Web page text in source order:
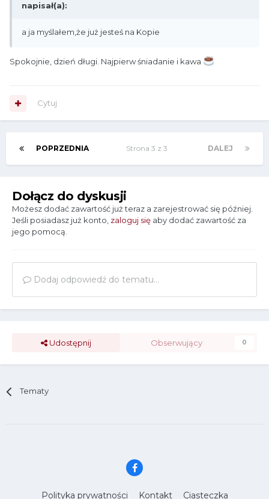
napisał(a):
a ja myślałem,że już jesteś na Kopie
Spokojnie, dzień długi. Najpierw śniadanie i kawa
Cytuj
POPRZEDNIA DALEJ
Strona 3 z 3
Dołącz do dyskusji
Możesz dodać zawartość już teraz a zarejestrować się później.
Jeśli posiadasz już konto, zaloguj się aby dodać zawartość za
jego pomocą.
Dodaj odpowiedź do tematu...
Udostępnij Obserwujący 0
Tematy
Polityka prywatności Kontakt Ciasteczka